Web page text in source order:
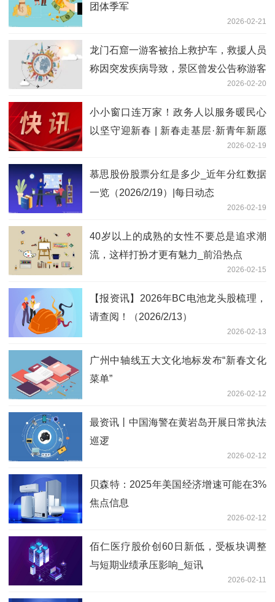
团体季军
2026-02-21
龙门石窟一游客被抬上救护车，救援人员
称因突发疾病导致，景区曾发公告称游客
接近最大承载量停止售票|天天快报2026-02-20
小小窗口连万家！政务人以服务暖民心
以坚守迎新春 | 新春走基层·新青年新愿
2026-02-19
慕思股份股票分红是多少_近年分红数据
一览（2026/2/19）|每日动态
2026-02-19
40岁以上的成熟的女性不要总是追求潮
流，这样打扮才更有魅力_前沿热点
2026-02-15
【报资讯】2026年BC电池龙头股梳理，
请查阅！（2026/2/13）
2026-02-13
广州中轴线五大文化地标发布“新春文化
菜单”
2026-02-12
最资讯丨中国海警在黄岩岛开展日常执法
巡逻
2026-02-12
贝森特：2025年美国经济增速可能在3%
焦点信息
2026-02-12
佰仁医疗股价创60日新低，受板块调整
与短期业绩承压影响_短讯
2026-02-11